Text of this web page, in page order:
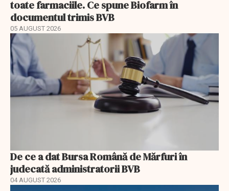
toate farmaciile. Ce spune Biofarm în
documentul trimis BVB
05 AUGUST 2026
De ce a dat Bursa Română de Mărfuri în
judecată administratorii BVB
04 AUGUST 2026